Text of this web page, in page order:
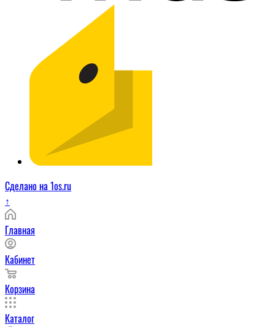
Сделано на 1os.ru
↑
Главная
Кабинет
Корзина
Каталог